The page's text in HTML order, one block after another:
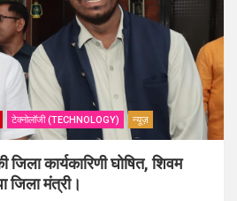
टेक्नोलॉजी (TECHNOLOGY) न्यूज़
जिला कार्यकारिणी घोषित, शिवम
जिला मंत्री।